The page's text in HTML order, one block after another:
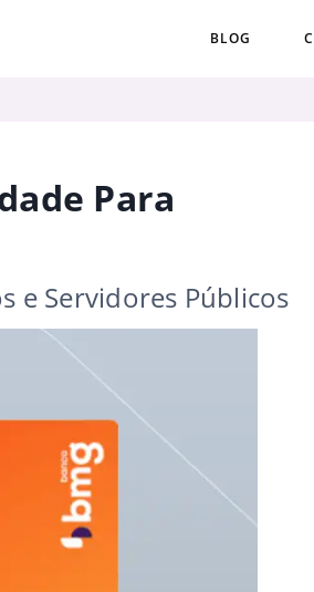
BLOG
Para
e Servidores Públicos